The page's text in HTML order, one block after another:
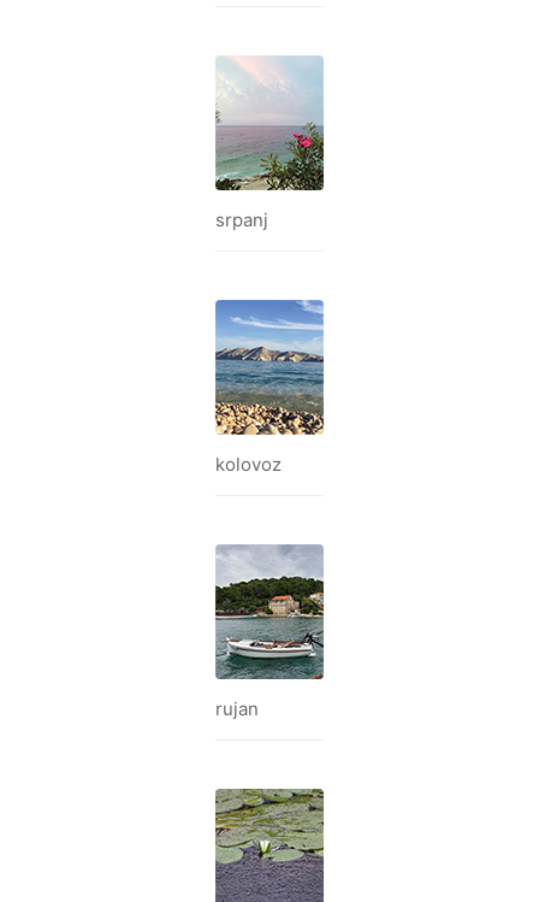
srpanj
kolovoz
rujan